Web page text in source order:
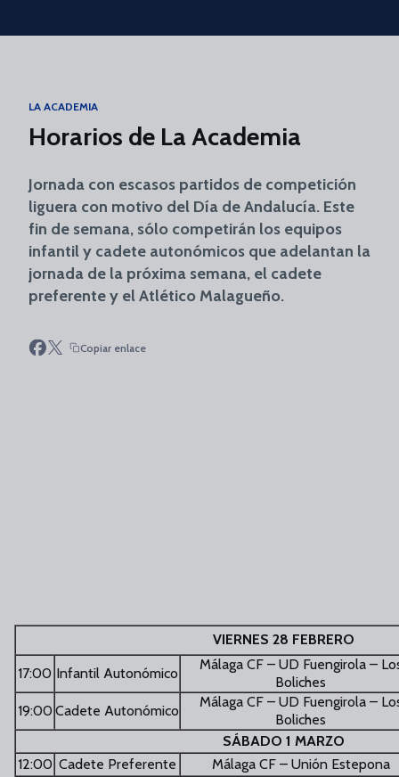
Skip to main content
LA ACADEMIA
Horarios de La Academia
Jornada con escasos partidos de competición
liguera con motivo del Día de Andalucía. Este
fin de semana, sólo competirán los equipos
infantil y cadete autonómicos que adelantan la
jornada de la próxima semana, el cadete
preferente y el Atlético Malagueño.
Copiar enlace
VIERNES 28 FEBRERO
17:00 Infantil Autonómico
Málaga CF – UD Fuengirola –
Boliches
19:00 Cadete Autonómico
Málaga CF – UD Fuengirola –
Boliches
SÁBADO 1 MARZO
12:00 Cadete Preferente
Málaga CF – Unión Estepona